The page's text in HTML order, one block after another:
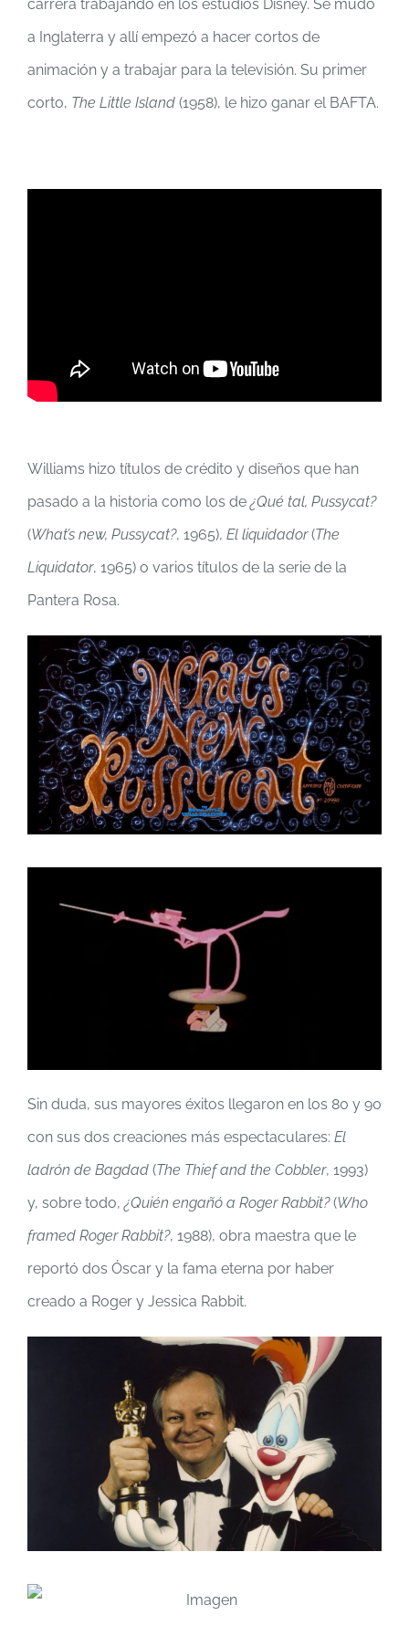
carrera trabajando en los estudios Disney. Se mudó
a Inglaterra y allí empezó a hacer cortos de
animación y a trabajar para la televisión. Su primer
corto, The Little Island (1958), le hizo ganar el BAFTA.
Williams hizo títulos de crédito y diseños que han
pasado a la historia como los de¿Qué tal, Pussycat?
(What’s new, Pussycat?, 1965), El liquidador(The
Liquidator, 1965) o varios títulos de la serie de la
Pantera Rosa.
Sin duda, sus mayores éxitos llegaron en los 80 y 90
con sus dos creaciones más espectaculares: El
ladrón de Bagdad (The Thief and the Cobbler, 1993)
y, sobre todo, ¿Quién engañó a Roger Rabbit?(Who
framed Roger Rabbit?, 1988), obra maestra que le
reportó dos Óscar y la fama eterna por haber
creado a Roger y Jessica Rabbit.